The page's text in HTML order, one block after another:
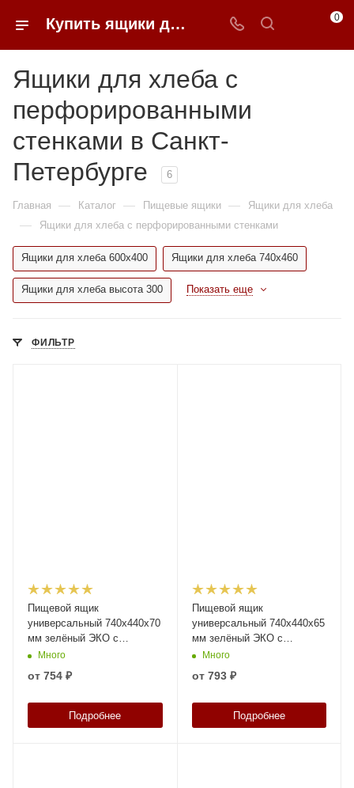
Купить ящики для хлеба с перфорированными стенками в Санкт-Петербурге недорого | 0FFER 0
Ящики для хлеба с
перфорированными
стенками в Санкт-
Петербурге
6
Главная — Каталог — Пищевые ящики — Ящики для хлеба
— Ящики для хлеба с перфорированными стенками
Ящики для хлеба 600x400 Ящики для хлеба 740x460
Ящики для хлеба высота 300 Показать еще
ФИЛЬТР
Пищевой ящик
универсальный 740х440х70
мм зелёный ЭКО с
перфорированными
стенками и сплошным дном
Много
от 754 ₽
Подробнее
Пищевой ящик
универсальный 740x440x65
мм зелёный ЭКО с
перфорированными
стенками и дном
Много
от 793 ₽
Подробнее